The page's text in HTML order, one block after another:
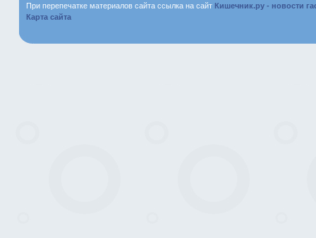
При перепечатке материалов сайта ссылка на сайт Кишечник.ру - новости
Карта сайта